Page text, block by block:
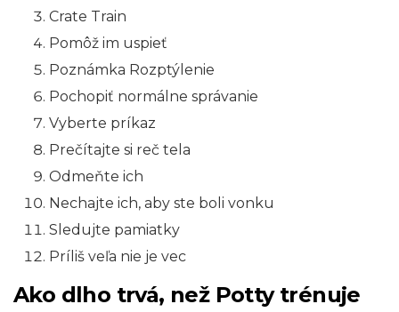
Crate Train
Pomôž im uspieť
Poznámka Rozptýlenie
Pochopiť normálne správanie
Vyberte príkaz
Prečítajte si reč tela
Odmeňte ich
Nechajte ich, aby ste boli vonku
Sledujte pamiatky
Príliš veľa nie je vec
Ako dlho trvá, než Potty trénuje